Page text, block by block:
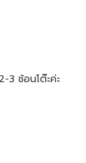
3 ช้อนโต๊ะค่ะ